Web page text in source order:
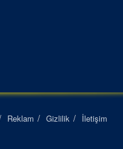
Reklam Gizlilik İletişim